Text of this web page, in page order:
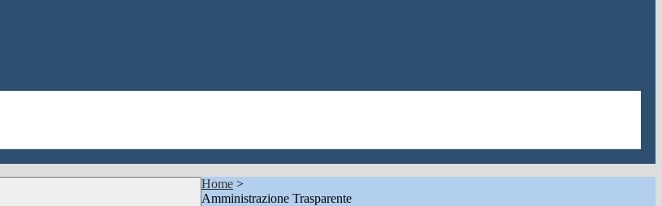
Home >
Amministrazione Trasparente